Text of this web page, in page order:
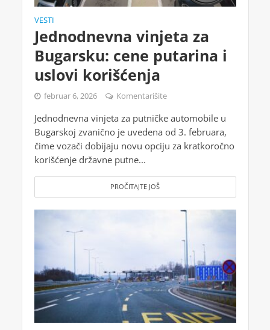
VESTI
Jednodnevna vinjeta za
Bugarsku: cene putarina i
uslovi korišćenja
februar 6, 2026 Komentarišite
Jednodnevna vinjeta za putničke automobile u
Bugarskoj zvanično je uvedena od 3. februara,
čime vozači dobijaju novu opciju za kratkoročno
korišćenje državne putne...
PROČITAJTE JOŠ